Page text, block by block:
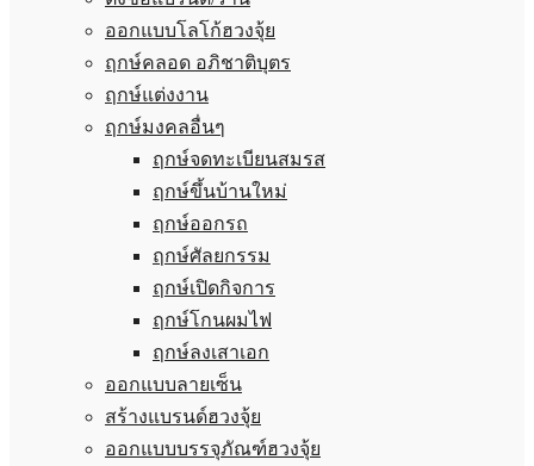
ออกแบบโลโก้ฮวงจุ้ย
ฤกษ์คลอด อภิชาติบุตร
ฤกษ์แต่งงาน
ฤกษ์มงคลอื่นๆ
ฤกษ์จดทะเบียนสมรส
ฤกษ์ขึ้นบ้านใหม่
ฤกษ์ออกรถ
ฤกษ์ศัลยกรรม
ฤกษ์เปิดกิจการ
ฤกษ์โกนผมไฟ
ฤกษ์ลงเสาเอก
ออกแบบลายเซ็น
สร้างแบรนด์ฮวงจุ้ย
ออกแบบบรรจุภัณฑ์ฮวงจุ้ย